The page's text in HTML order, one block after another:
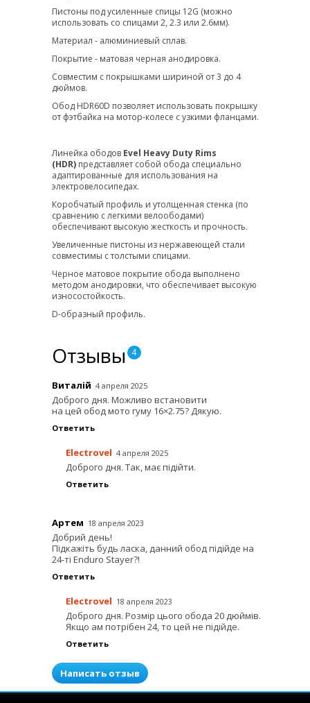
Пистоны под усиленные спицы 12G (можно
использовать со спицами 2, 2.3 или 2.6мм).
Материал - алюминиевый сплав.
Покрытие - матовая черная анодировка.
Совместим с покрышками шириной от 3 до 4
дюймов.
Обод HDR60D позволяет использовать покрышку
от фэтбайка на мотор-колесе с узкими фланцами.
Линейка ободов Evel Heavy Duty Rims
(HDR)представляет собой обода специально
адаптированные для использования на
электровелосипедах.
Коробчатый профиль и утолщенная стенка (по
сравнению с легкими велоободами)
обеспечивают высокую жесткость и прочность.
Увеличенные пистоны из нержавеющей стали
совместимы с толстыми спицами.
Черное матовое покрытие обода выполнено
методом анодировки, что обеспечивает высокую
износостойкость.
D-образный профиль.
Отзывы4
Виталій 4 апреля 2025
Доброго дня. Можливо встановити
на цей обод мото гуму 16×2.75? Дякую.
Ответить
Electrovel 4 апреля 2025
Доброго дня. Так, має підійти.
Ответить
Артем 18 апреля 2023
Добрий день!
Підкажіть будь ласка, данний обод підійде на
24-ті Enduro Stayer?!
Ответить
Electrovel 18 апреля 2023
Доброго дня. Розмір цього обода 20 дюймів.
Якщо ам потрібен 24, то цей не підійде.
Ответить
Написать отзыв